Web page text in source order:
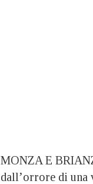
MONZA E
dall’orrore di una